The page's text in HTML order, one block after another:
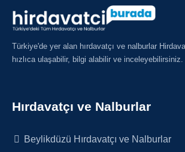
Türkiye'de yer alan hırdavatçı ve nalburlar
hızlıca ulaşabilir, bilgi alabilir ve inceleyebilirsiniz.
Hırdavatçı ve Nalburlar
Beylikdüzü Hırdavatçı ve Nalburlar